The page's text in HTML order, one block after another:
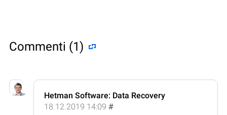
Commenti (1)
Hetman Software: Data Recovery
18.12.2019 14:09 #